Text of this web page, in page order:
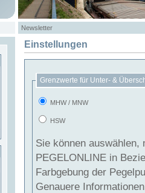
Newsletter
Einstellungen
Grenzwerte für Unter- &
MHW / MNW
HSW
Sie können
PEGELONLINE in Beziehung
Farbgebung der
Genauere